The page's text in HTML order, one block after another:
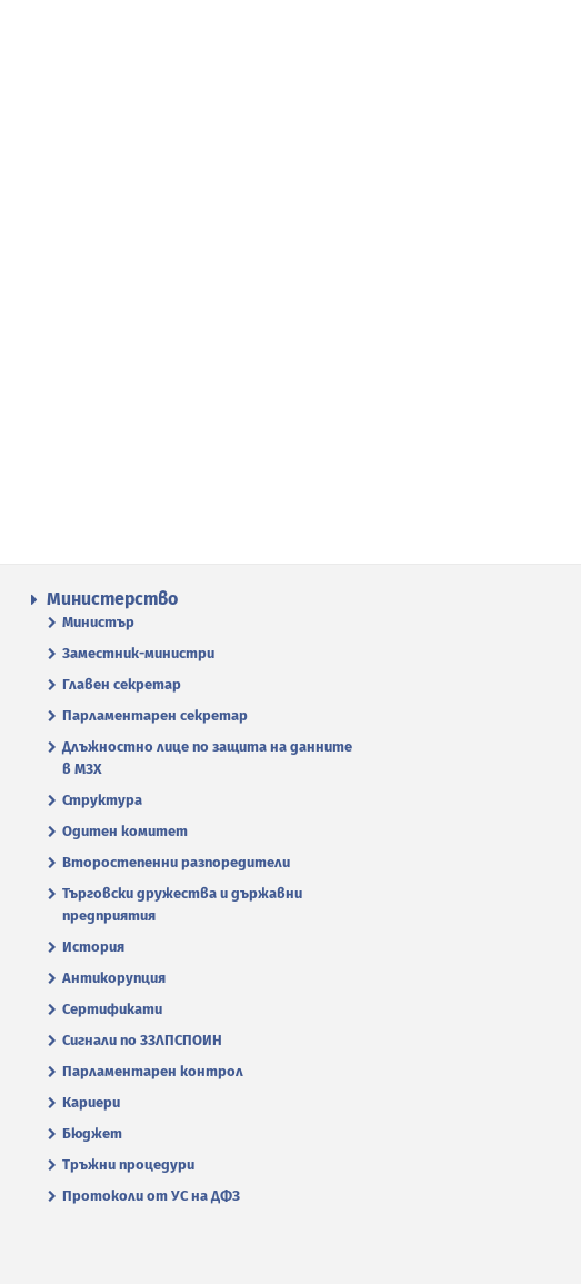
Министерство
Министър
Заместник-министри
Главен секретар
Парламентарен секретар
Длъжностно лице по защита на данните
в МЗХ
Структура
Одитен комитет
Второстепенни разпоредители
Търговски дружества и държавни
предприятия
История
Антикорупция
Сертификати
Сигнали по ЗЗЛПСПОИН
Парламентарен контрол
Кариери
Бюджет
Тръжни процедури
Протоколи от УС на ДФЗ